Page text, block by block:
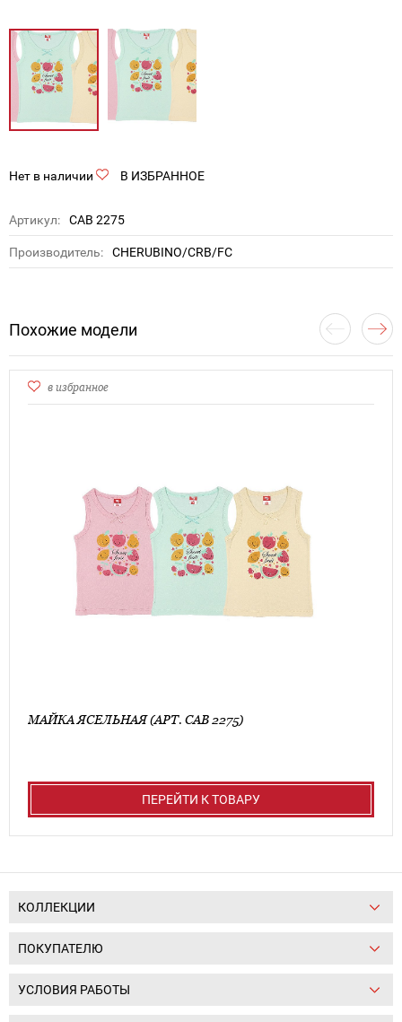
Нет в наличии В ИЗБРАННОЕ
Артикул: CAB 2275
Производитель: CHERUBINO/CRB/FC
Похожие модели
в избранное
МАЙКА ЯСЕЛЬНАЯ (АРТ. CAB 2275)
ПЕРЕЙТИ К ТОВАРУ
КОЛЛЕКЦИИ
ПОКУПАТЕЛЮ
УСЛОВИЯ РАБОТЫ